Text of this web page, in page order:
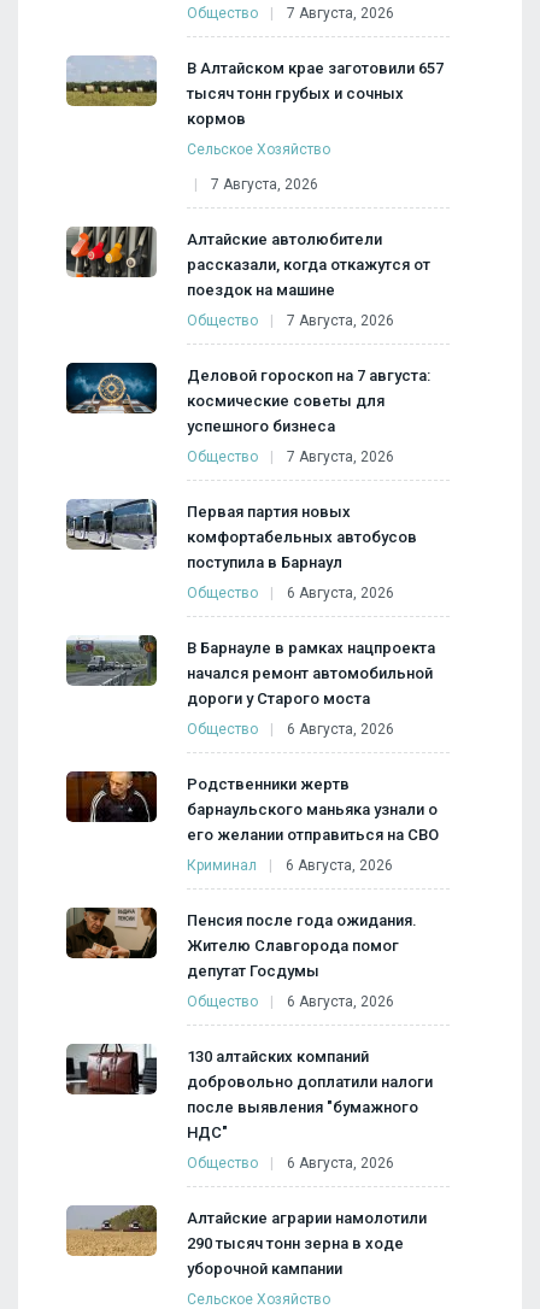
Общество 7 Августа, 2026
В Алтайском крае заготовили 657
тысяч тонн грубых и сочных
кормов
Сельское Хозяйство
7 Августа, 2026
Алтайские автолюбители
рассказали, когда откажутся от
поездок на машине
Общество 7 Августа, 2026
Деловой гороскоп на 7 августа:
космические советы для
успешного бизнеса
Общество 7 Августа, 2026
Первая партия новых
комфортабельных автобусов
поступила в Барнаул
Общество 6 Августа, 2026
В Барнауле в рамках нацпроекта
начался ремонт автомобильной
дороги у Старого моста
Общество 6 Августа, 2026
Родственники жертв
барнаульского маньяка узнали о
его желании отправиться на СВО
Криминал 6 Августа, 2026
Пенсия после года ожидания.
Жителю Славгорода помог
депутат Госдумы
Общество 6 Августа, 2026
130 алтайских компаний
добровольно доплатили налоги
после выявления "бумажного
НДС"
Общество 6 Августа, 2026
Алтайские аграрии намолотили
290 тысяч тонн зерна в ходе
уборочной кампании
Сельское Хозяйство